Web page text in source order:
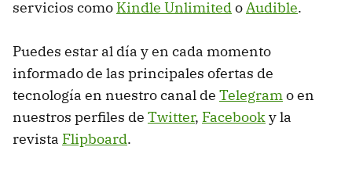
servicios como Kindle UnlimitedoAudible.
Puedes estar al día y en cada momento
informado de las principales ofertas de
tecnología en nuestro canal de Telegramo en
nuestros perfiles de Twitter, Facebooky la
revista Flipboard.